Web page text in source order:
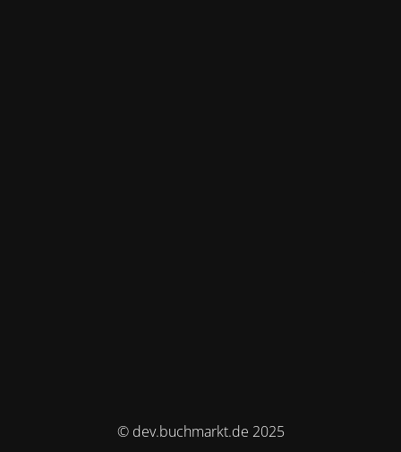
© dev.buchmarkt.de 2025